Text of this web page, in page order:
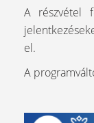
A részvétel
el.
A